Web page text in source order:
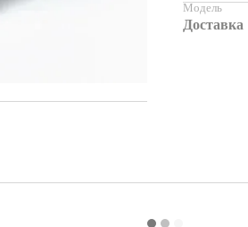
Модель
Доставка